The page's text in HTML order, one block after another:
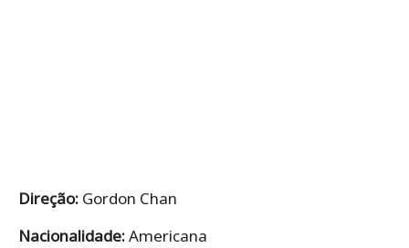
Direção: Gordon Chan
Nacionalidade:Americana